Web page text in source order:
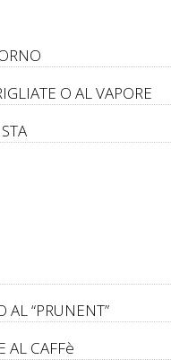
O AL VAPORE
AL “PRUNENT”
AL CAFFè